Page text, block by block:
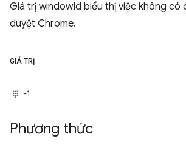
Giá trị windowId biểu thị việc không có
duyệt Chrome.
GIÁ TRỊ
-1
Phương thức